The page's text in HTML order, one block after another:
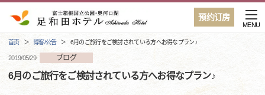
预约订房
MENU
首页 博客/公告 6月のご旅行をご検討されている方へお得なプラン♪
2019/05/29 ブログ
6月のご旅行をご検討されている方へお得なプラン♪